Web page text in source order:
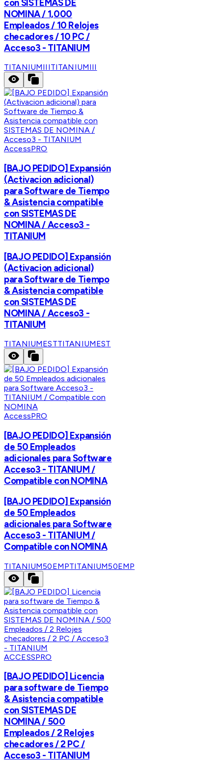
con SISTEMAS DE
NOMINA / 1,000
Empleados / 10 Relojes
checadores / 10 PC /
Acceso3 - TITANIUM
TITANIUMIIITITANIUMIII
AccessPRO
[BAJO PEDIDO] Expansión
(Activacion adicional)
para Software de Tiempo
& Asistencia compatible
con SISTEMAS DE
NOMINA / Acceso3 -
TITANIUM
[BAJO PEDIDO] Expansión
(Activacion adicional)
para Software de Tiempo
& Asistencia compatible
con SISTEMAS DE
NOMINA / Acceso3 -
TITANIUM
TITANIUMESTTITANIUMEST
AccessPRO
[BAJO PEDIDO] Expansión
de 50 Empleados
adicionales para Software
Acceso3 - TITANIUM /
Compatible con NOMINA
[BAJO PEDIDO] Expansión
de 50 Empleados
adicionales para Software
Acceso3 - TITANIUM /
Compatible con NOMINA
TITANIUM50EMPTITANIUM50EMP
ACCESSPRO
[BAJO PEDIDO] Licencia
para software de Tiempo
& Asistencia compatible
con SISTEMAS DE
NOMINA / 500
Empleados / 2 Relojes
checadores / 2 PC /
Acceso3 - TITANIUM